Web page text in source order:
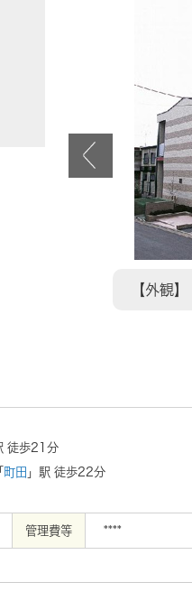
【外観】
徒歩21分
町田 」駅 徒歩22分
管理費等 ****